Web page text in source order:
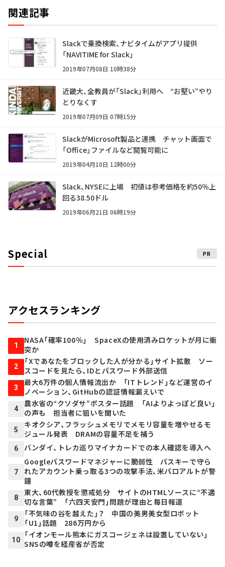
関連記事
Slackで乗換検索、ナビタイムがアプリ提供
「NAVITIME for Slack」
2019年07月08日 10時38分
近畿大、全教員が「Slack」利用へ “お堅い”やり
とりなくす
2019年07月09日 07時15分
SlackがMicrosoft製品と連携 チャット画面で
「Office」ファイルなど閲覧可能に
2019年04月10日 12時00分
Slack、NYSEに上場 初値は参考価格を約50％上
回る38.50ドル
2019年06月21日 06時19分
Special PR
アクセスランキング
1
NASA「確率100％」 SpaceXの使用済みロケットが月に衝
突か
2
「Xであなたをブロックした人が分かる」サイト拡散 ソー
スコードを見たら、IDとパスワード外部送信
3
最大6万件の個人情報流出か 「ITトレンド」など運営のイ
ノベーション、GitHubの認証情報漏えいで
4
農水省の“クソダサ”ポスター話題 「AIよりよっぽど良い」
の声も 担当者に狙いを聞いた
5
キオクシア、フラッシュメモリでメモリ容量を増やせるモ
ジュール発表 DRAMの容量不足を補う
6 バンダイ、トレカ巡りマイナカードでの本人確認を導入へ
7
Googleパスワードマネジャーに脆弱性 パスキーで守ら
れたアカウント乗っ取る3つの攻撃手法、米パロアルトが警
鐘
8
東大、60代教授を懲戒処分 サイトのHTMLソースに“不適
切な言葉” 「六四天安門」問題が理由と毎日報道
9
「不気味の谷を越えた」？ 中国の美男美女型ロボット
「U1」話題 286万円から
10
「イオンモール熊本にガスコージェネは設置していない」
SNSの噂を経産省が否定